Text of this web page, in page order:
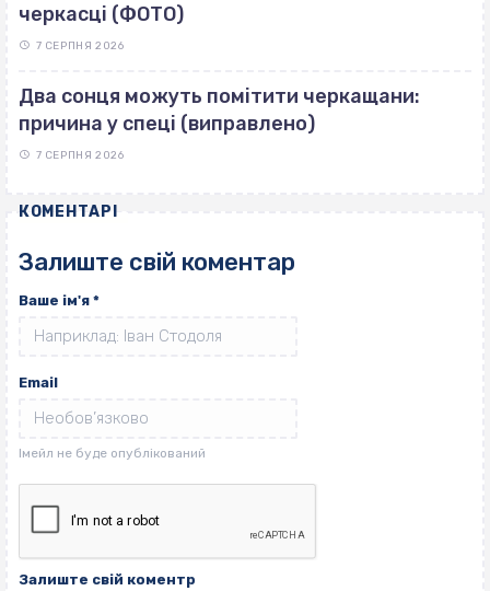
черкасці (ФОТО)
7 СЕРПНЯ 2026
Два сонця можуть помітити черкащани:
причина у спеці (виправлено)
7 СЕРПНЯ 2026
КОМЕНТАРІ
Залиште свій коментар
Ваше ім'я *
Email
Залиште свій коментр